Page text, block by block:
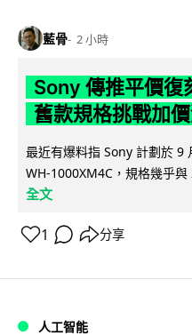
藍骨 2 小時
Sony 傳推平價
舊款規格挑戰加
最近有爆料指 Sony 計劃於 9
WH-1000XM4C，規格幾乎
全文
1 分享
人工智能